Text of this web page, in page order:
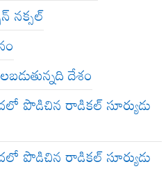
నక్సల్
దేశం
పొడిచిన రాడికల్ సూర్యుడు
పొడిచిన రాడికల్ సూర్యుడు